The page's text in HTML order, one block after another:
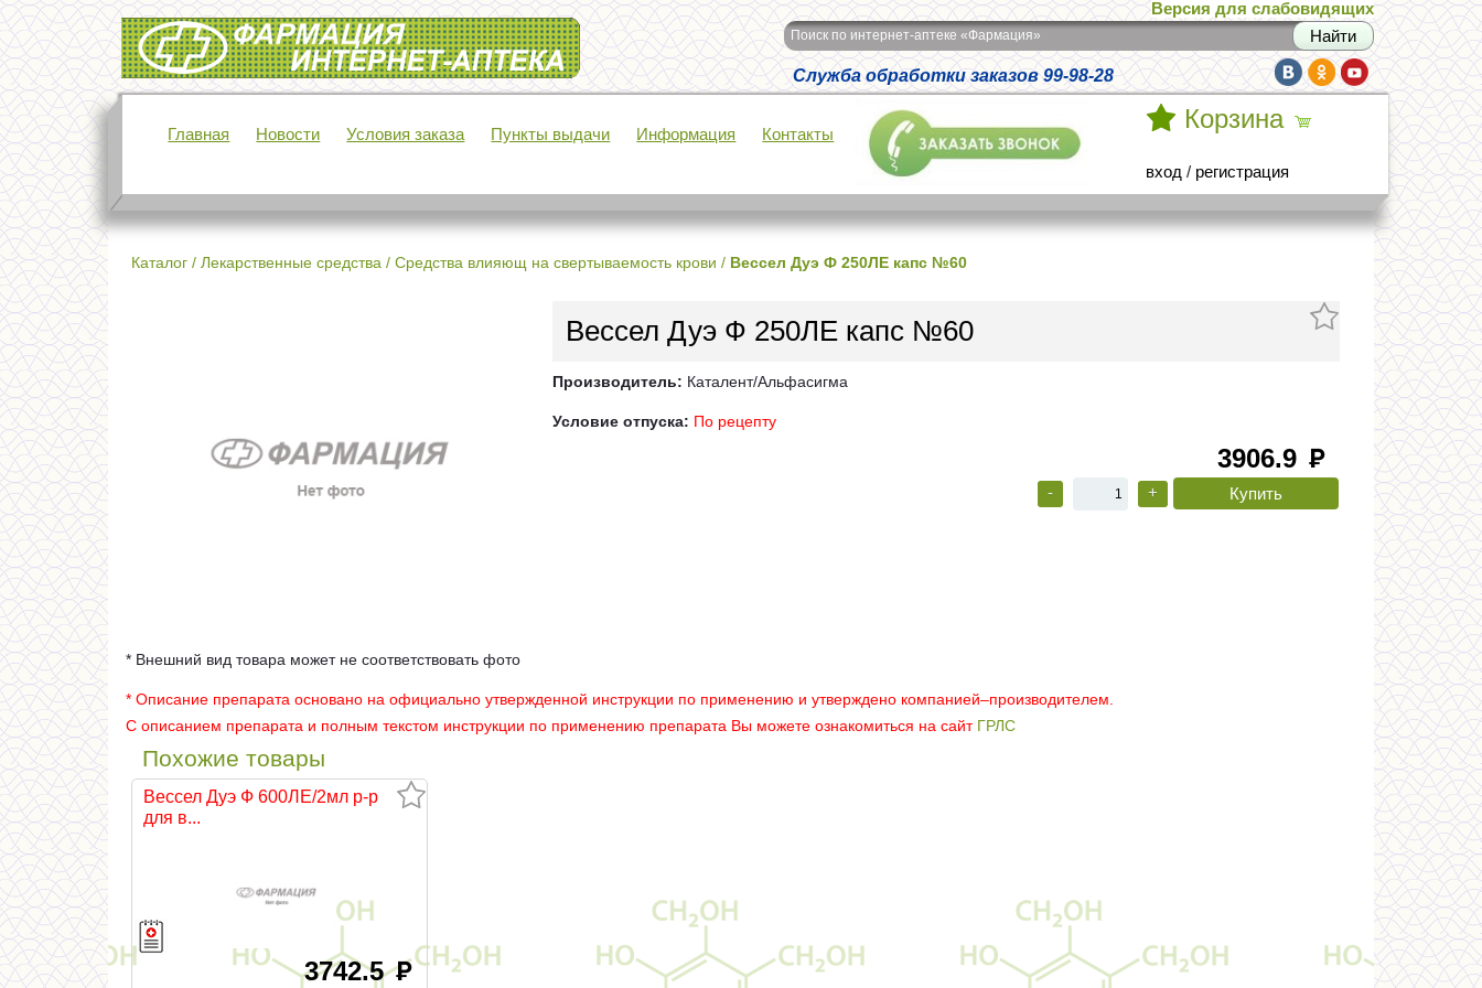
Интернет-аптека Фармация
Версия для слабовидящих
Поиск по интернет-аптеке «Фармация»
Служба обработки заказов 99-98-28
Главная Новости Условия заказа Пункты выдачи Информация Контакты
Корзина
вход / регистрация
Каталог / Лекарственные средства / Средства влияющ на свертываемость крови / Вессел Дуэ Ф 250ЛЕ капс №60
Вессел Дуэ Ф 250ЛЕ капс №60
Производитель: Каталент/Альфасигма
Условие отпуска: По рецепту
3906.9 руб
- +
* Внешний вид товара может не соответствовать фото
* Описание препарата основано на официально утвержденной инструкции по применению и утверждено компанией–производителем.
С описанием препарата и полным текстом инструкции по применению препарата Вы можете ознакомиться на сайт ГРЛС
Похожие товары
Вессел Дуэ Ф 600ЛЕ/2мл р-р
для в...
3742.5руб